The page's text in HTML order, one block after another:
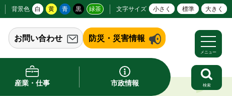
背景色 白 黄 青 黒 緑茶 文字サイズ 小さく 標準 大きく
お問い合わせ 防災・災害情報
産業・仕事 市政情報
メニュー
検索